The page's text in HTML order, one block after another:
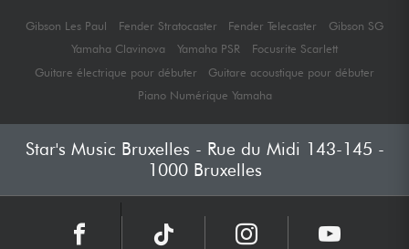
Gibson Les Paul Fender Stratocaster Fender Telecaster
Gibson SG
Yamaha Clavinova
Yamaha PSR
Focusrite Scarlett
Guitare électrique pour débuter
Guitare acoustique pour débuter
Piano Numérique Yamaha
Star's Music Bruxelles - Rue du Midi 143-145 -
1000 Bruxelles